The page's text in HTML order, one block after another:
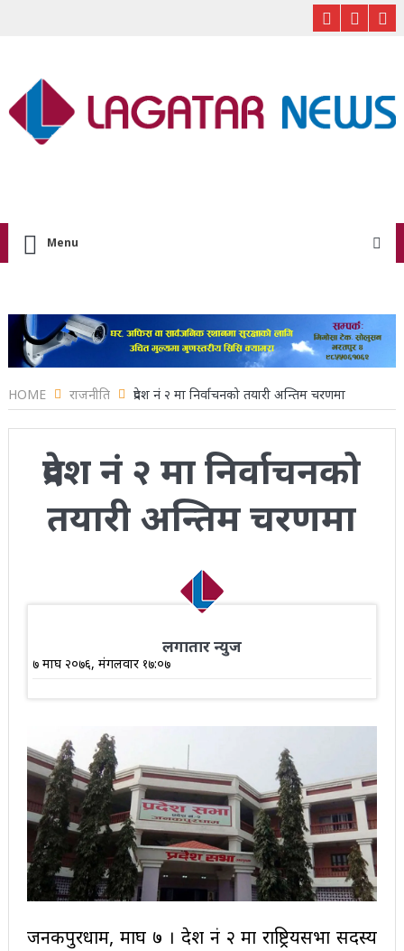
Menu
HOME राजनीति प्रदेश नं २ मा निर्वाचनको तयारी अन्तिम चरणमा
प्रदेश नं २ मा निर्वाचनको
तयारी अन्तिम चरणमा
लगातार न्युज
७ माघ २०७६, मंगलवार १७:०७
जनकपुरधाम, माघ ७ । प्रदेश नं २ मा राष्ट्रियसभा सदस्य